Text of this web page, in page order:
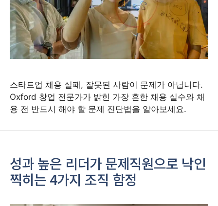
스타트업 채용 실패, 잘못된 사람이 문제가 아닙니다.
Oxford 창업 전문가가 밝힌 가장 흔한 채용 실수와 채
용 전 반드시 해야 할 문제 진단법을 알아보세요.
성과 높은 리더가 문제직원으로 낙인
찍히는 4가지 조직 함정